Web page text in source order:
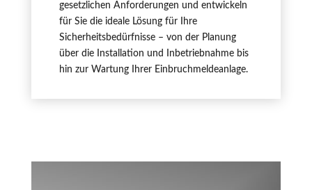
gesetzlichen Anforderungen und entwickeln
für Sie die ideale Lösung für Ihre
Sicherheitsbedürfnisse – von der Planung
über die Installation und Inbetriebnahme bis
hin zur Wartung Ihrer Einbruchmeldeanlage.